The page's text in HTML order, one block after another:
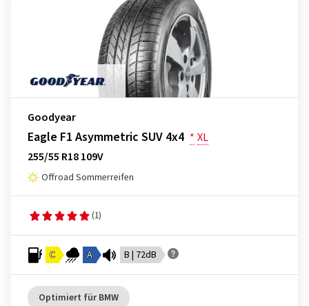
Goodyear
Eagle F1 Asymmetric SUV 4x4 * XL
255/55 R18 109V
Offroad Sommerreifen
(1)
C A B | 72dB
Optimiert für BMW